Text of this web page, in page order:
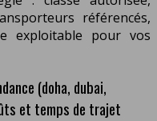
référencés,
exploitable pour vos
(doha, dubai,
et temps de trajet